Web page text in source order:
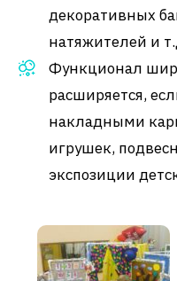
декоративных
натяжителей и
Функционал
расширяется,
накладными
игрушек,
экспозиции